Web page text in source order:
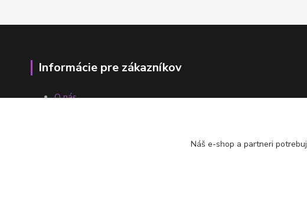
Informácie pre zákazníkov
O nás
Náš e-shop a partneri